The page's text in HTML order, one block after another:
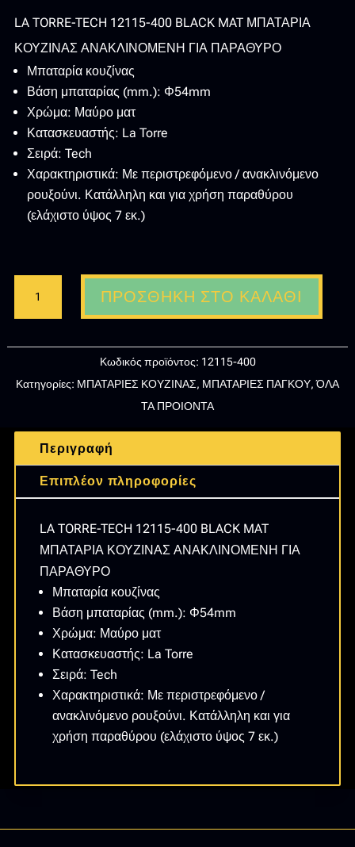
LA TORRE-TECH 12115-400 BLACK MAT ΜΠΑΤΑΡΙΑ
ΚΟΥΖΙΝΑΣ ΑΝΑΚΛΙΝΟΜΕΝΗ ΓΙΑ ΠΑΡΑΘΥΡΟ
Μπαταρία κουζίνας
Βάση μπαταρίας (mm.): Φ54mm
Χρώμα: Μαύρο ματ
Κατασκευαστής: La Torre
Σειρά: Tech
Χαρακτηριστικά: Με περιστρεφόμενο / ανακλινόμενο
ρουξούνι. Κατάλληλη και για χρήση παραθύρου
(ελάχιστο ύψος 7 εκ.)
12115-
BLACK
ΜΠΑΤΑΡΙΑ
ΚΟΥΖΙΝΑΣ
ΑΝΑΚΛΙΝΟΜΕΝΗ
ΓΙΑ
ΠΑΡΑΘΥΡΟ
ποσότητα
ΠΡΟΣΘΉΚΗ ΣΤΟ ΚΑΛΆΘΙ
Κωδικός προϊόντος: 12115-400
Κατηγορίες: ΜΠΑΤΑΡΙΕΣ ΚΟΥΖΙΝΑΣ, ΜΠΑΤΑΡΙΕΣ ΠΑΓΚΟΥ,ΌΛΑ
ΤΑ ΠΡΟΙΟΝΤΑ
Περιγραφή
Επιπλέον πληροφορίες
LA TORRE-TECH 12115-400 BLACK MAT
ΜΠΑΤΑΡΙΑ ΚΟΥΖΙΝΑΣ ΑΝΑΚΛΙΝΟΜΕΝΗ ΓΙΑ
ΠΑΡΑΘΥΡΟ
Μπαταρία κουζίνας
Βάση μπαταρίας (mm.): Φ54mm
Χρώμα: Μαύρο ματ
Κατασκευαστής: La Torre
Σειρά: Tech
Χαρακτηριστικά: Με περιστρεφόμενο /
ανακλινόμενο ρουξούνι. Κατάλληλη και για
χρήση παραθύρου (ελάχιστο ύψος 7 εκ.)